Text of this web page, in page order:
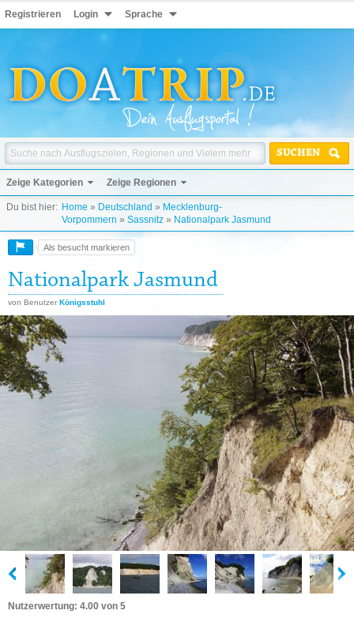
Registrieren Login Sprache
SUCHEN
Zeige Kategorien Zeige Regionen
Du bist hier: Home » Deutschland » Mecklenburg-
Vorpommern » Sassnitz » Nationalpark Jasmund
Als besucht markieren
Nationalpark Jasmund
von Benutzer Königsstuhl
Nutzerwertung: 4.00 von 5